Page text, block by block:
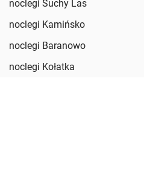
noclegi Suchy Las
noclegi Kamińsko
noclegi Baranowo
noclegi Kołatka